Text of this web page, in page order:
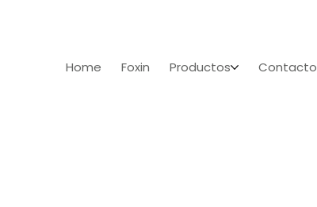
Home Foxin Productos Contacto